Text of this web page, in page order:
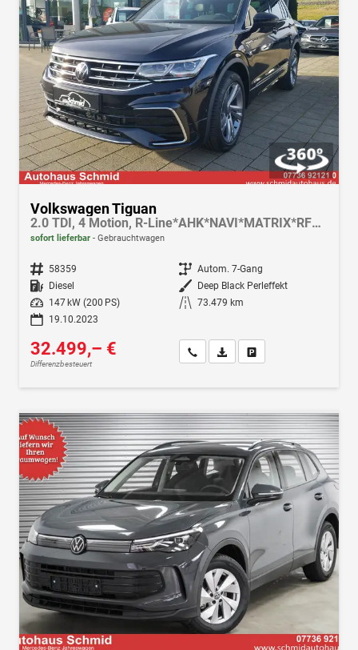
Volkswagen Tiguan
2.0 TDI, 4 Motion, R-Line*AHK*NAVI*MATRIX*RFK*19LM*ACC* 8 fach bereift
sofort lieferbar Gebrauchtwagen
Fahrzeugnr. 58359 Getriebe Autom. 7-Gang
Kraftstoff Diesel Außenfarbe Deep Black Perleffekt
Leistung
147 kW (200 PS) Kilometerstand 73.479 km
19.10.2023
32.499,– €
Differenzbesteuert
Wir rufen Sie anFahrzeugexposé (PDF)